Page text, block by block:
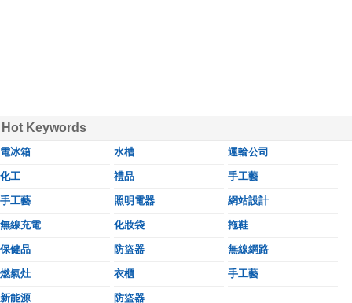
Hot Keywords
電冰箱 水槽 運輸公司
化工 禮品 手工藝
手工藝 照明電器 網站設計
無線充電 化妝袋 拖鞋
保健品 防盜器 無線網路
燃氣灶 衣櫃 手工藝
新能源 防盜器